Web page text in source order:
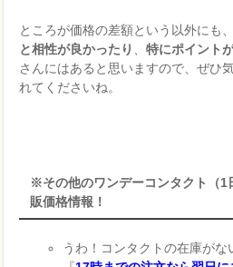
ところが価格の差額という以外にも
と相性が良かったり
、特にポイント
さんにはあると思いますので、ぜひ
れてくださいね。
※その他のワンデーコンタクト（1
販価格情報！
うわ！コンタクトの在庫がな